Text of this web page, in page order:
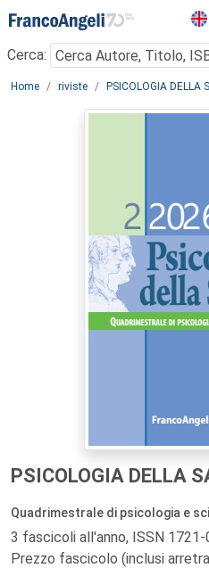
Menu
Cerca:
Main content
Home riviste PSICOLOGIA DELLA
PSICOLOGIA DELLA
Quadrimestrale di psicologia e
3 fascicoli all'anno, ISSN
Prezzo fascicolo (inclusi